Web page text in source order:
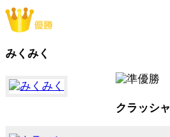
みくみく
クラッシ